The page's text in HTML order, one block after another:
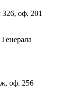
326, оф. 201
оф. 256